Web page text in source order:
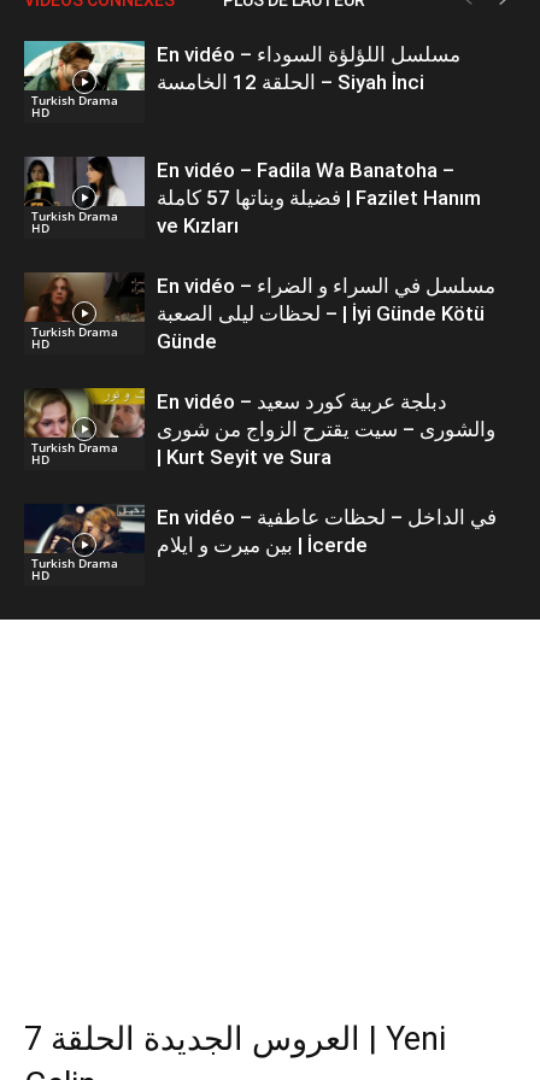
Turkish Drama
HD
En vidéo – مسلسل اللؤلؤة السوداء
الحلقة 12 الخامسة – Siyah İnci
Turkish Drama
HD
En vidéo – Fadila Wa Banatoha –
فضيلة وبناتها 57 كاملة | Fazilet Hanım
ve Kızları
Turkish Drama
HD
En vidéo – مسلسل في السراء و الضراء
– لحظات ليلى الصعبة | İyi Günde Kötü
Günde
Turkish Drama
HD
En vidéo – دبلجة عربية كورد سعيد
والشورى – سيت يقترح الزواج من شورى
| Kurt Seyit ve Sura
Turkish Drama
HD
En vidéo – في الداخل – لحظات عاطفية
بين ميرت و ايلام | İcerde
العروس الجديدة الحلقة 7 | Yeni